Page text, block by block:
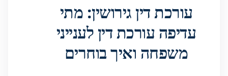
עורכת דין גירושין: מתי
עדיפה עורכת דין לענייני
משפחה ואיך בוחרים